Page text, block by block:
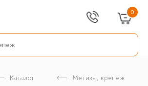
0
Каталог Метизы, крепеж